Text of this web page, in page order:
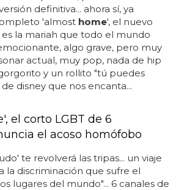
definitiva... ahora sí, ya
'almost home', el nuevo
es la mariah que todo el mundo
algo grave, pero muy
actual, muy pop, nada de hip
y un rollito "tú puedes
disney que nos encanta...
el corto LGBT de 6
el acoso homófobo
te revolverá las tripas... un viaje
la discriminación que sufre el
lugares del mundo"... 6 canales de